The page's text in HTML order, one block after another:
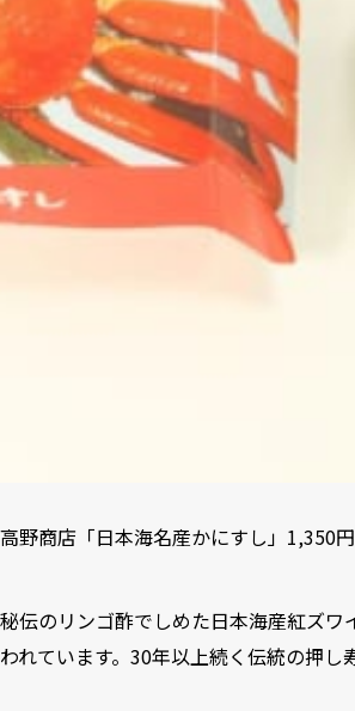
高野商店「日本海名産かにすし」1,350円
秘伝のリンゴ酢でしめた日本海産紅ズワ
われています。30年以上続く伝統の押し